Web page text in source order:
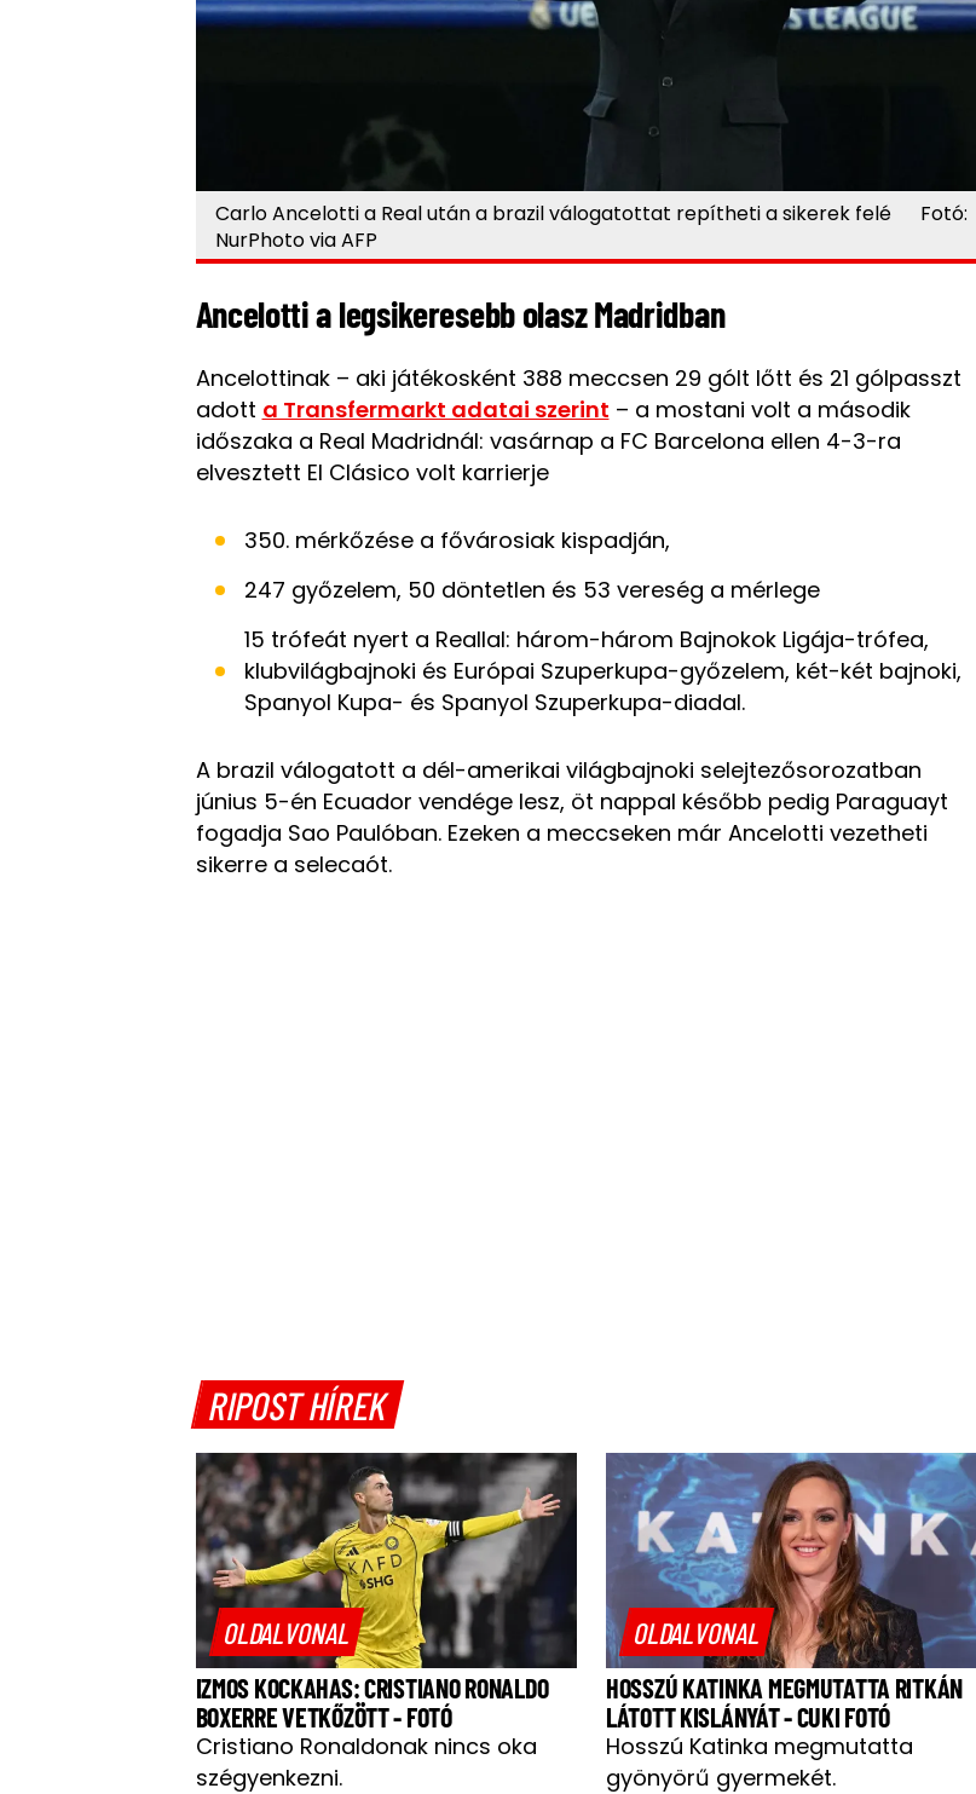
Carlo Ancelotti a Real után a brazil válogatottat repítheti a sikerek felé Fotó:
NurPhoto via AFP
Ancelotti a legsikeresebb olasz Madridban
Ancelottinak – aki játékosként 388 meccsen 29 gólt lőtt és 21 gólpasszt
adott a Transfermarkt adatai szerint – a mostani volt a második
időszaka a Real Madridnál: vasárnap a FC Barcelona ellen 4-3-ra
elvesztett El Clásico volt karrierje
350. mérkőzése a fővárosiak kispadján,
247 győzelem, 50 döntetlen és 53 vereség a mérlege
15 trófeát nyert a Reallal: három-három Bajnokok Ligája-trófea,
klubvilágbajnoki és Európai Szuperkupa-győzelem, két-két bajnoki,
Spanyol Kupa- és Spanyol Szuperkupa-diadal.
A brazil válogatott a dél-amerikai világbajnoki selejtezősorozatban
június 5-én Ecuador vendége lesz, öt nappal később pedig Paraguayt
fogadja Sao Paulóban. Ezeken a meccseken már Ancelotti vezetheti
sikerre a selecaót.
RIPOST HÍREK
OLDALVONAL
IZMOS KOCKAHAS: CRISTIANO RONALDO
BOXERRE VETKŐZÖTT - FOTÓ
Cristiano Ronaldonak nincs oka
szégyenkezni.
OLDALVONAL
HOSSZÚ KATINKA MEGMUTATTA RITKÁN
LÁTOTT KISLÁNYÁT - CUKI FOTÓ
Hosszú Katinka megmutatta
gyönyörű gyermekét.